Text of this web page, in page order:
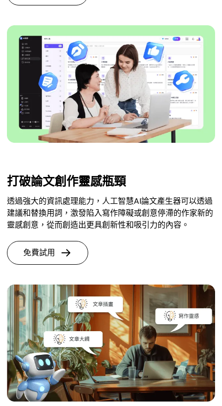
打破論文創作靈感瓶頸
透過強大的資訊處理能力，人工智慧AI論文產生器可以透過
建議和替換用詞，激發陷入寫作障礙或創意停滯的作家新的
靈感創意，從而創造出更具創新性和吸引力的內容。
免費試用